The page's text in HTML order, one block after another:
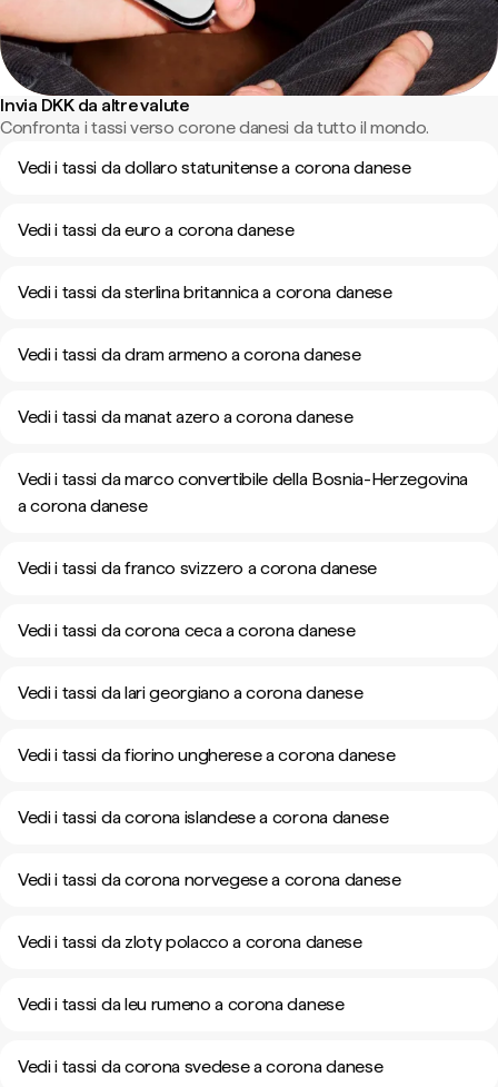
Invia DKK da altre valute
Confronta i tassi verso corone danesi da tutto il mondo.
Vedi i tassi da dollaro statunitense a corona danese
Vedi i tassi da euro a corona danese
Vedi i tassi da sterlina britannica a corona danese
Vedi i tassi da dram armeno a corona danese
Vedi i tassi da manat azero a corona danese
Vedi i tassi da marco convertibile della Bosnia-Herzegovina
a corona danese
Vedi i tassi da franco svizzero a corona danese
Vedi i tassi da corona ceca a corona danese
Vedi i tassi da lari georgiano a corona danese
Vedi i tassi da fiorino ungherese a corona danese
Vedi i tassi da corona islandese a corona danese
Vedi i tassi da corona norvegese a corona danese
Vedi i tassi da zloty polacco a corona danese
Vedi i tassi da leu rumeno a corona danese
Vedi i tassi da corona svedese a corona danese